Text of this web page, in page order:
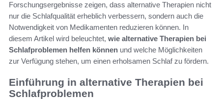
Forschungsergebnisse zeigen, dass alternative Therapien nicht
nur die Schlafqualität erheblich verbessern, sondern auch die
Notwendigkeit von Medikamenten reduzieren können. In
diesem Artikel wird beleuchtet, wie alternative Therapien bei
Schlafproblemen helfen können und welche Möglichkeiten
zur Verfügung stehen, um einen erholsamen Schlaf zu fördern.
Einführung in alternative Therapien bei
Schlafproblemen